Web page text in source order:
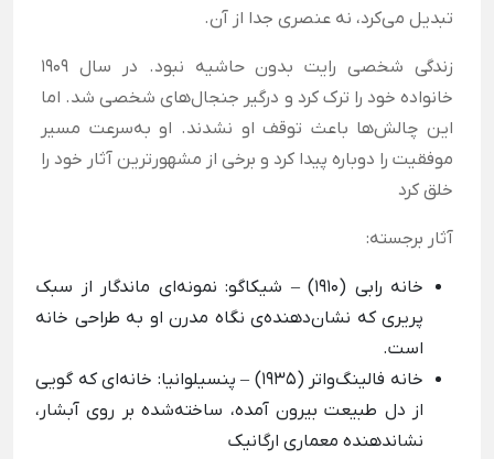
تبدیل می‌کرد، نه عنصری جدا از آن.
زندگی شخصی رایت بدون حاشیه نبود. در سال 1909
خانواده خود را ترک کرد و درگیر جنجال‌های شخصی شد. اما
این چالش‌ها باعث توقف او نشدند. او به‌سرعت مسیر
موفقیت را دوباره پیدا کرد و برخی از مشهورترین آثار خود را
خلق کرد
آثار برجسته:
خانه رابی (1910) – شیکاگو: نمونه‌ای ماندگار از سبک
پریری که نشان‌دهنده‌ی نگاه مدرن او به طراحی خانه
است.
خانه فالینگ‌واتر (1935)
–پنسیلوانیا: خانه‌ای که گویی
از دل طبیعت بیرون آمده، ساخته‌شده بر روی آبشار،
نشاندهنده معماری ارگانیک